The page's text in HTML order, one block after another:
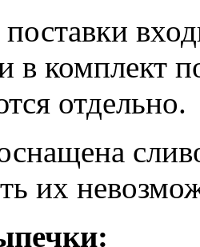
в комплект
отдельно.
их